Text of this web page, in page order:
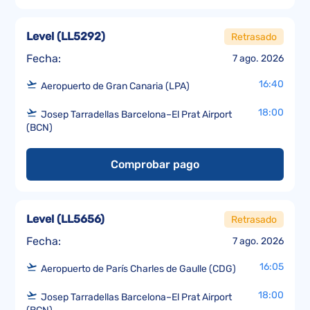
Fecha: 7 ago. 2026
Level (LL5292) Retrasado
Aeropuerto de Gran Canaria (LPA) 16:40
Josep Tarradellas Barcelona–El Prat Airport
(BCN)
18:00
Comprobar pago
Fecha: 7 ago. 2026
Level (LL5656) Retrasado
Aeropuerto de París Charles de Gaulle (CDG) 16:05
Josep Tarradellas Barcelona–El Prat Airport
18:00